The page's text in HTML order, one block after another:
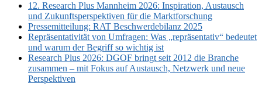
12. Research Plus Mannheim 2026: Inspiration, Austausch
und Zukunftsperspektiven für die Marktforschung
Pressemitteilung: RAT Beschwerdebilanz 2025
Repräsentativität von Umfragen: Was „repräsentativ“ bedeutet
und warum der Begriff so wichtig ist
Research Plus 2026: DGOF bringt seit 2012 die Branche
zusammen – mit Fokus auf Austausch, Netzwerk und neue
Perspektiven